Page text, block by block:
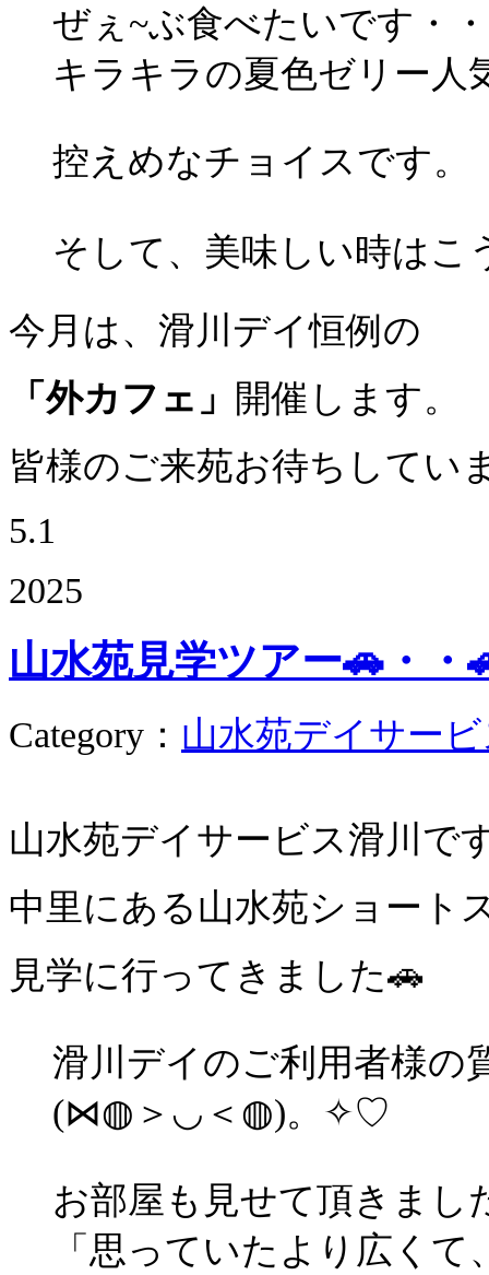
ぜぇ~ぶ食べたいです・
キラキラの夏色ゼリー
控えめなチョイスです。
そして、美味しい時は
今月は、滑川デイ恒例の
「外カフェ」 開催します。
皆様のご来苑お待ちしてい
5.1
2025
山水苑見学ツアー🚗・・
Category ： 山水苑デイサー
山水苑デイサービス滑川で
中里にある山水苑ショート
見学に行ってきました🚗
滑川デイのご利用者様の
(⋈◍＞◡＜◍)。✧♡
お部屋も見せて頂きまし
「思っていたより広く